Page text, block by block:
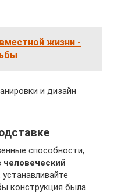
жизни -
и дизайн
способности,
человеческий
конструкция была